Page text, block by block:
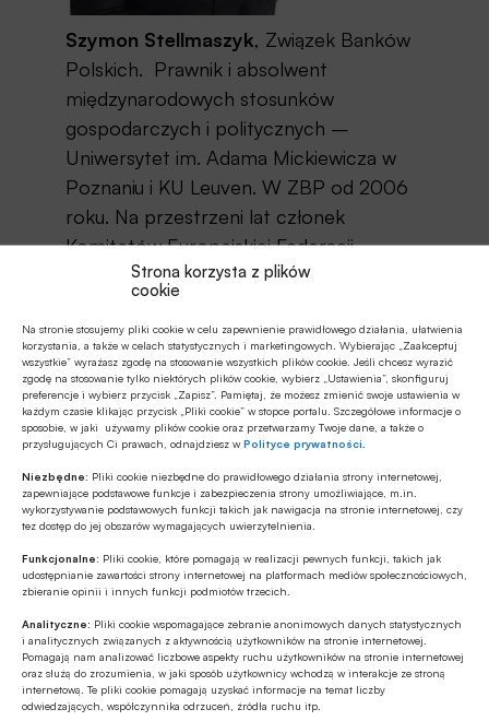
Strona korzysta z plików
cookie
Na stronie stosujemy pliki cookie w celu zapewnienie prawidłowego działania, ułatwienia
korzystania, a także w celach statystycznych i marketingowych. Wybierając „Zaakceptuj
wszystkie” wyrażasz zgodę na stosowanie wszystkich plików cookie. Jeśli chcesz wyrazić
zgodę na stosowanie tylko niektórych plików cookie, wybierz „Ustawienia”, skonfiguruj
preferencje i wybierz przycisk „Zapisz”. Pamiętaj, że możesz zmienić swoje ustawienia w
każdym czasie klikając przycisk „Pliki cookie” w stopce portalu. Szczegółowe informacje o
sposobie, w jaki używamy plików cookie oraz przetwarzamy Twoje dane, a także o
przysługujących Ci prawach, odnajdziesz wPolityce prywatności
Niezbędne: Pliki cookie niezbędne do prawidłowego działania strony internetowej,
zapewniające podstawowe funkcje i zabezpieczenia strony umożliwiające, m.in.
wykorzystywanie podstawowych funkcji takich jak nawigacja na stronie internetowej, czy
tez dostęp do jej obszarów wymagających uwierzytelnienia.
Funkcjonalne: Pliki cookie, które pomagają w realizacji pewnych funkcji, takich jak
udostępnianie zawartości strony internetowej na platformach mediów społecznościowych,
zbieranie opinii i innych funkcji podmiotów trzecich.
Analityczne: Pliki cookie wspomagające zebranie anonimowych danych statystycznych
i analitycznych związanych z aktywnością użytkowników na stronie internetowej.
Pomagają nam analizować liczbowe aspekty ruchu użytkowników na stronie internetowej
oraz służą do zrozumienia, w jaki sposób użytkownicy wchodzą w interakcje ze stroną
internetową. Te pliki cookie pomagają uzyskać informacje na temat liczby
odwiedzających, współczynnika odrzuceń, źródła ruchu itp.
Szymon Stellmaszyk, Związek Banków
Polskich. Prawnik i absolwent
międzynarodowych stosunków
gospodarczych i politycznych –
Uniwersytet im. Adama Mickiewicza w
Poznaniu i KU Leuven. W ZBP od 2006
roku. Na przestrzeni lat członek
Komitetów Europejskiej Federacji
Bankowej ds. międzynarodowych,
zwalczania przestępstw finansowych,
komunikacji i edukacji finansowej.
Źródło:BANK.pl
Udostępnij
Tagi
Energetyka Hiszpania Pedro Sanchez